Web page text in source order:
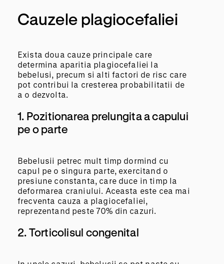
Cauzele plagiocefaliei
Exista doua cauze principale care
determina aparitia plagiocefaliei la
bebelusi, precum si alti factori de risc care
pot contribui la cresterea probabilitatii de
a o dezvolta.
1. Pozitionarea prelungita a capului
pe o parte
Bebelusii petrec mult timp dormind cu
capul pe o singura parte, exercitand o
presiune constanta, care duce in timp la
deformarea craniului. Aceasta este cea mai
frecventa cauza a plagiocefaliei,
reprezentand peste 70% din cazuri.
2. Torticolisul congenital